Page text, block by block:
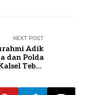
NEXT POST
Adik
dan Polda
Tebar